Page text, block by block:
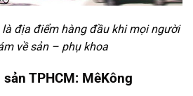
là địa điểm hàng đầu khi mọi người
về sản – phụ khoa
TPHCM: MêKông